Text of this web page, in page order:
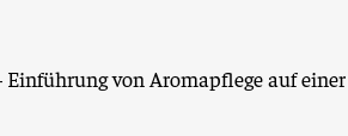
von Aromapflege auf einer